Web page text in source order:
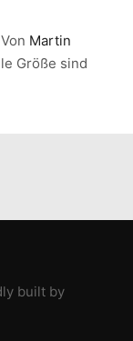
Von Martin
Größe sind
built by